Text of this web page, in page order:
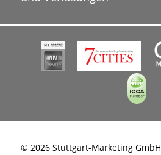
© 2026 Stuttgart-Marketing GmbH